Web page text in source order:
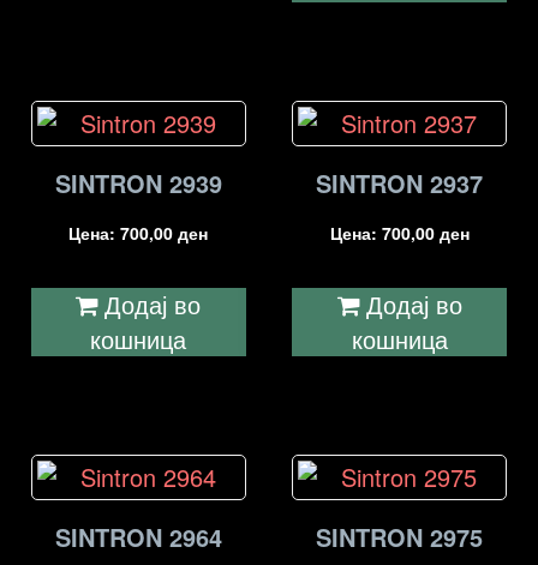
SINTRON 2939
Цена:700,00ден
Додај во
кошница
SINTRON 2937
Цена: 700,00 ден
Додај во
кошница
SINTRON 2964 SINTRON 2975